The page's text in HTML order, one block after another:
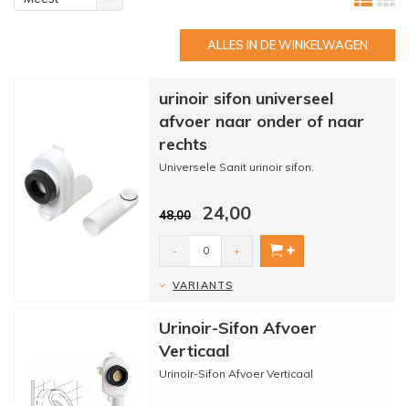
ALLES IN DE WINKELWAGEN
urinoir sifon universeel
afvoer naar onder of naar
rechts
Universele Sanit urinoir sifon.
48,00 24,00
- +
VARIANTS
Urinoir-Sifon Afvoer
Verticaal
Urinoir-Sifon Afvoer Verticaal